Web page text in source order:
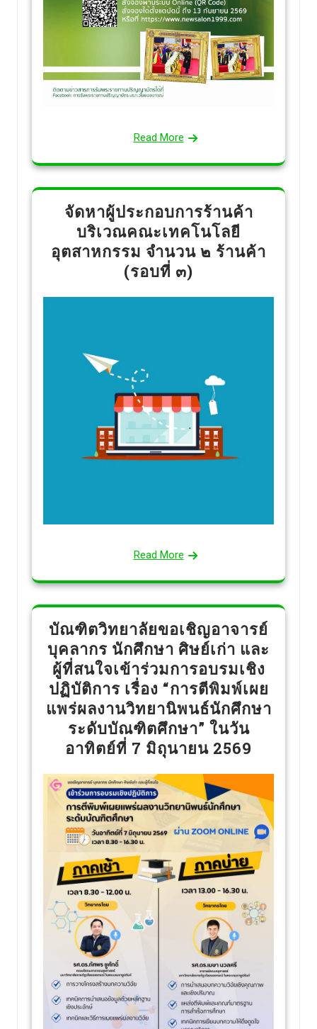
Read More
จัดหาผู้ประกอบการร้านค้า
บริเวณคณะเทคโนโลยี
อุตสาหกรรม จำนวน ๒ ร้านค้า
(รอบที่ ๓)
Read More
บัณฑิตวิทยาลัยขอเชิญอาจารย์
บุคลากร นักศึกษา ศิษย์เก่า และ
ผู้ที่สนใจเข้าร่วมการอบรมเชิง
ปฏิบัติการ เรื่อง “การตีพิมพ์เผย
แพร่ผลงานวิทยานิพนธ์นักศึกษา
ระดับบัณฑิตศึกษา” ในวัน
อาทิตย์ที่ 7 มิถุนายน 2569